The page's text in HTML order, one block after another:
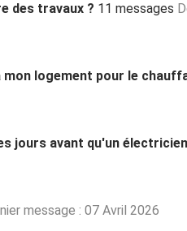
des travaux ? 11 messages
logement pour le
jours avant qu'un
message : 07 Avril 2026